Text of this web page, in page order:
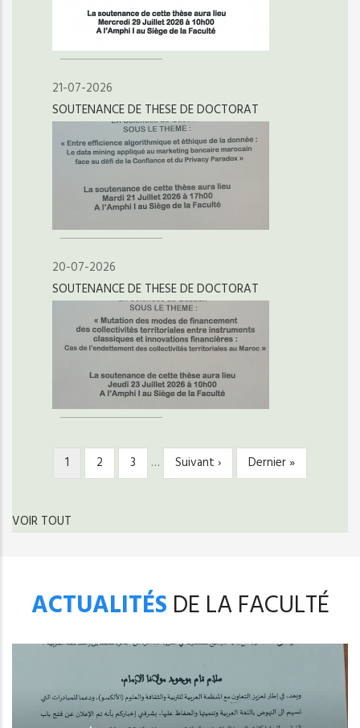
21-07-2026
SOUTENANCE DE THESE DE DOCTORAT
20-07-2026
SOUTENANCE DE THESE DE DOCTORAT
PAGINATION
Page
courante
1 Page
2 Page
3 …
Page
suivante
Suivant ›
Dernière
page
Dernier »
VOIR TOUT
ACTUALITÉS DE LA FACULTÉ